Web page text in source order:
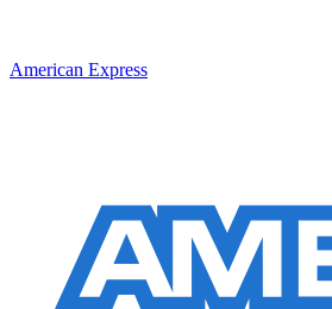
American Express